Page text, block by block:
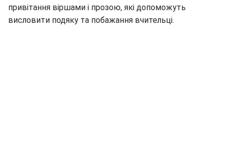
привітання віршами і прозою, які допоможуть
висловити подяку та побажання вчительці.